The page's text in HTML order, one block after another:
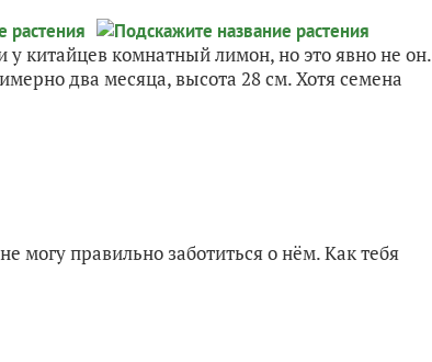
у китайцев комнатный лимон, но это явно не он.
два месяца, высота 28 см. Хотя семена
могу правильно заботиться о нём. Как тебя